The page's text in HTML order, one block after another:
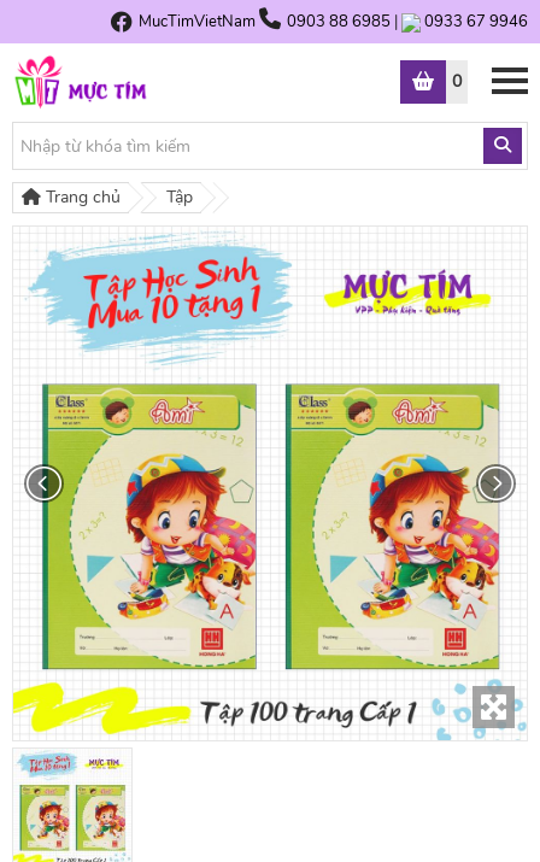
MucTimVietNam 0903 88 6985 | 0933 67 9946
0
Trang chủ Tập